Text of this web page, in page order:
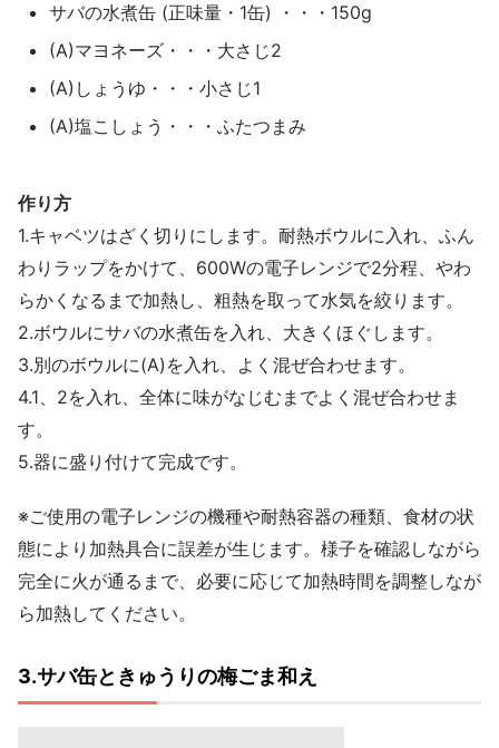
サバの水煮缶 (正味量・1缶) ・・・150g
(A)マヨネーズ・・・大さじ2
(A)しょうゆ・・・小さじ1
(A)塩こしょう・・・ふたつまみ
作り方
1.キャベツはざく切りにします。耐熱ボウルに入れ、ふん
わりラップをかけて、600Wの電子レンジで2分程、やわ
らかくなるまで加熱し、粗熱を取って水気を絞ります。
2.ボウルにサバの水煮缶を入れ、大きくほぐします。
3.別のボウルに(A)を入れ、よく混ぜ合わせます。
4.1、2を入れ、全体に味がなじむまでよく混ぜ合わせま
す。
5.器に盛り付けて完成です。
※ご使用の電子レンジの機種や耐熱容器の種類、食材の状
態により加熱具合に誤差が生じます。様子を確認しながら
完全に火が通るまで、必要に応じて加熱時間を調整しなが
ら加熱してください。
3.サバ缶ときゅうりの梅ごま和え